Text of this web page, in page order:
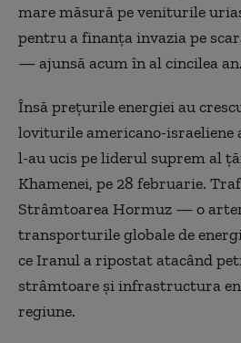
mare măsură pe veniturile
pentru a finanța invazia pe
— ajunsă acum în al cincilea an.
Însă prețurile energiei au
loviturile americano-israeliene
l-au ucis pe liderul suprem al
Khamenei, pe 28 februarie.
Strâmtoarea Hormuz — o
transporturile globale de
ce Iranul a ripostat atacând
strâmtoare și infrastructura
regiune.